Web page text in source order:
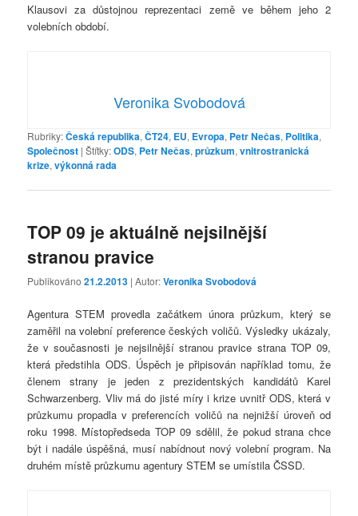
Klausovi za důstojnou reprezentaci země ve během jeho 2
volebních období.
Veronika Svobodová
Rubriky:Česká republika,ČT24, EU, Evropa, Petr Nečas, Politika,
Společnost |Štítky:ODS, Petr Nečas,průzkum,vnitrostranická
krize,výkonná rada
TOP 09 je aktuálně nejsilnější
stranou pravice
Publikováno21.2.2013 | Autor:Veronika Svobodová
Agentura STEM provedla začátkem února průzkum, který se
zaměřil na volební preference českých voličů. Výsledky ukázaly,
že v současnosti je nejsilnější stranou pravice strana TOP 09,
která předstihla ODS. Úspěch je připisován například tomu, že
členem strany je jeden z prezidentských kandidátů Karel
Schwarzenberg. Vliv má do jisté míry i krize uvnitř ODS, která v
průzkumu propadla v preferencích voličů na nejnižší úroveň od
roku 1998. Místopředseda TOP 09 sdělil, že pokud strana chce
být i nadále úspěšná, musí nabídnout nový volební program. Na
druhém místě průzkumu agentury STEM se umístila ČSSD.